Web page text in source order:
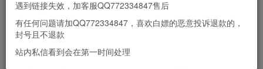
遇到链接失效，加客服QQ772334847售后
有任何问题请加QQ772334847，喜欢白嫖的恶意投诉退款的，
封号且不退款
站内私信看到会在第一时间处理